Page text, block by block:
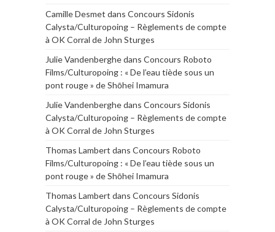
Camille Desmet dans Concours Sidonis
Calysta/Culturopoing – Règlements de compte
à OK Corral de John Sturges
Julie Vandenberghedans Concours Roboto
Films/Culturopoing : « De l’eau tiède sous un
pont rouge » de Shōhei Imamura
Julie Vandenberghedans Concours Sidonis
Calysta/Culturopoing – Règlements de compte
à OK Corral de John Sturges
Thomas Lambert dans Concours Roboto
Films/Culturopoing : « De l’eau tiède sous un
pont rouge » de Shōhei Imamura
Thomas Lambert dans Concours Sidonis
Calysta/Culturopoing – Règlements de compte
à OK Corral de John Sturges